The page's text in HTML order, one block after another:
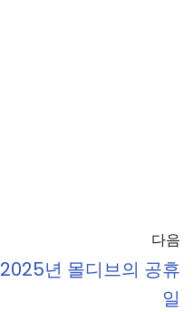
다음
2025년 몰디브의 공휴
일